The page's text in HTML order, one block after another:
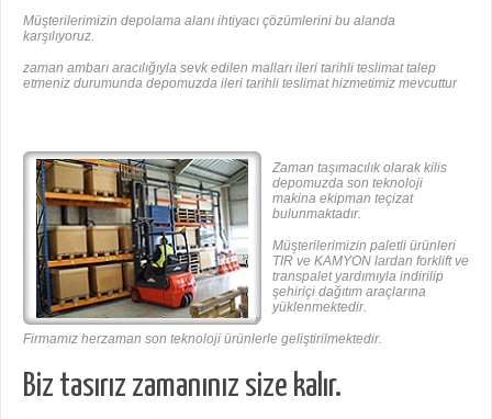
Müşterilerimizin depolama alanı ihtiyacı çözümlerini bu alanda
karşılıyoruz.
zaman ambarı aracılığıyla sevk edilen malları ileri tarihli teslimat talep
etmeniz durumunda depomuzda ileri tarihli teslimat hizmetimiz mevcuttur
Zaman taşımacılık olarak kilis
depomuzda son teknoloji
makina ekipman teçizat
bulunmaktadır.
Müşterilerimizin paletli ürünleri
TIR ve KAMYON lardan forklift ve
transpalet yardımıyla indirilip
şehiriçi dağıtım araçlarına
yüklenmektedir.
Firmamız herzaman son teknoloji ürünlerle geliştirilmektedir.
Biz tasırız zamanınız size kalır.